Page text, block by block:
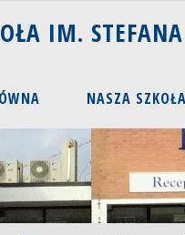
OŁA IM. STEFANA
NASZA SZKOŁA